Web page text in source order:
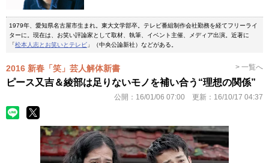
1979年、愛知県名古屋市生まれ。東大文学部卒。テレビ番組制作会社勤務を経てフリーライ
ターに。現在は、お笑い評論家として取材、執筆、イベント主催、メディア出演。近著に
「松本人志とお笑いとテレビ 」（中央公論新社）などがある。
2016 新春「笑」芸人解体新書 > 一覧へ
ピース又吉＆綾部は足りないモノを補い合う“理想の関係”
公開： 16/01/06 07:00 更新： 16/10/17 04:37